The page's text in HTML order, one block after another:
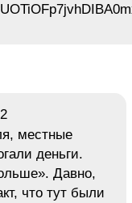
местные
деньги.
Давно,
что тут были